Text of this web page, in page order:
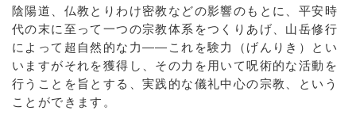
陰陽道、仏教とりわけ密教などの影響のもとに、平安時
代の末に至って一つの宗教体系をつくりあげ、山岳修行
によって超自然的な力――これを験力（げんりき）とい
いますがそれを獲得し、その力を用いて呪術的な活動を
行うことを旨とする、実践的な儀礼中心の宗教、という
ことができます。